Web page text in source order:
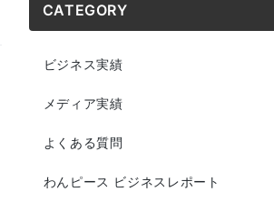
CATEGORY
ビジネス実績
メディア実績
よくある質問
わんピース ビジネスレポート